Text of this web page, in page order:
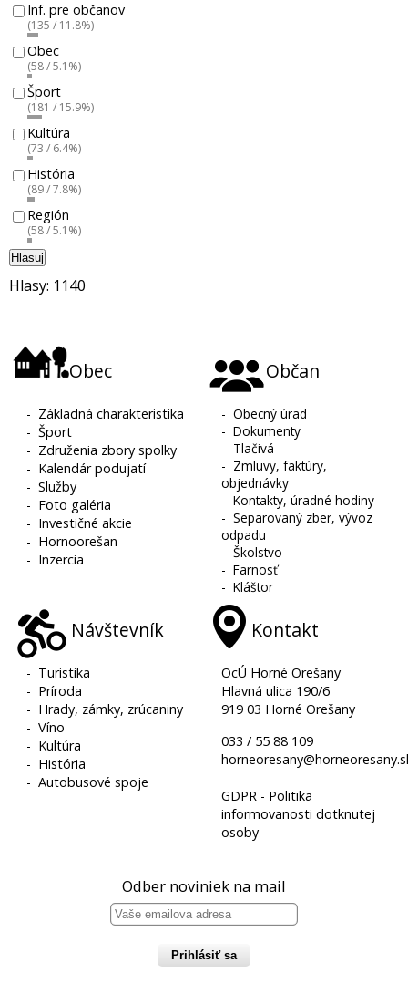
Inf. pre občanov
(135 / 11.8%)
Obec
(58 / 5.1%)
Šport
(181 / 15.9%)
Kultúra
(73 / 6.4%)
História
(89 / 7.8%)
Región
(58 / 5.1%)
Hlasuj
Hlasy: 1140
Obec
- Základná charakteristika
-Šport
- Združenia zbory spolky
- Kalendár podujatí
-Služby
- Foto galéria
- Investičné akcie
- Hornoorešan
- Inzercia
Občan
-Obecný úrad
-Dokumenty
- Tlačivá
- Zmluvy, faktúry,
objednávky
-Kontakty, úradné hodiny
-Separovaný zber, vývoz
odpadu
-Školstvo
-Farnosť
-Kláštor
Návštevník
- Turistika
- Príroda
- Hrady, zámky, zrúcaniny
-Víno
- Kultúra
- História
-Autobusové spoje
Kontakt
OcÚ Horné Orešany
Hlavná ulica 190/6
919 03 Horné Orešany
033 / 55 88 109
GDPR - Politika
informovanosti dotknutej
osoby
Odber noviniek na mail
Prihlásiť sa